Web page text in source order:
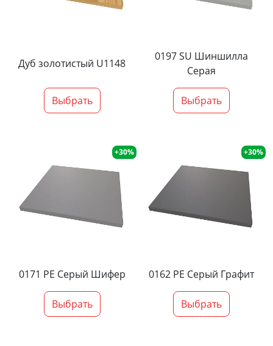
Дуб золотистый U1148
Выбрать
0197 SU Шиншилла
Серая
Выбрать
+30%
0171 PE Серый Шифер
Выбрать
+30%
0162 PE Серый Графит
Выбрать